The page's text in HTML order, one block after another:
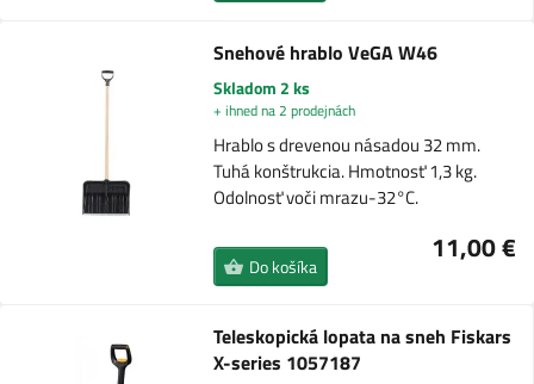
Snehové hrablo VeGA W46
Skladom 2 ks
+ ihned na 2 prodejnách
Hrablo s drevenou násadou 32 mm.
Tuhá konštrukcia. Hmotnosť 1,3 kg.
Odolnosť voči mrazu-32°C.
11,00 €
Do košíka
Teleskopická lopata na sneh Fiskars
X-series 1057187